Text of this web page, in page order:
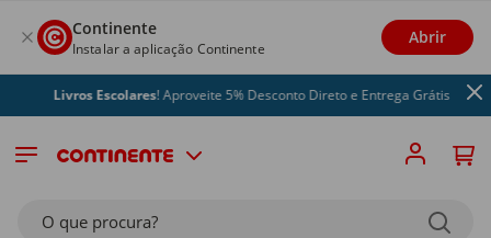
Continente
Instalar a aplicação Continente
Abrir
Livros Escolares! Aproveite 5% Desconto Direto e Entrega Grátis
O que procura?